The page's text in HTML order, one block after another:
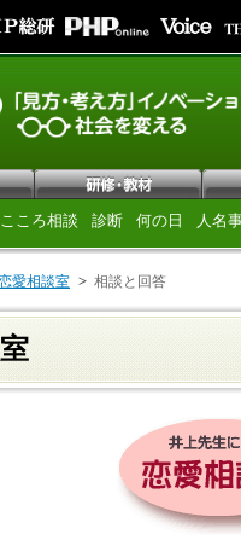
こころ相談 診断 何の日 人名
愛相談室 相談と回答